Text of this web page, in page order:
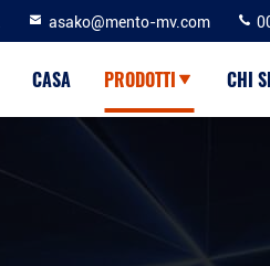
asako@mento-mv.com
CASA PRODOTTI CHI